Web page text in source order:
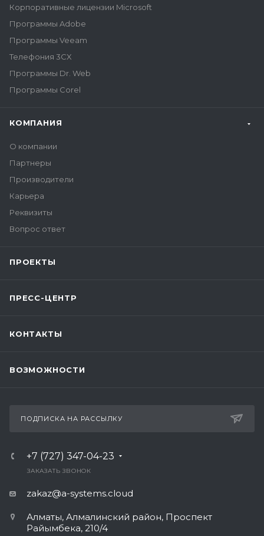
Корпоративные лицензии Microsoft
Программы Adobe
Программы Veeam
Телефония 3CX
Программы Dr. Web
Программы Corel
КОМПАНИЯ
О компании
Партнеры
Производители
Карьера
Реквизиты
Вопрос ответ
ПРОЕКТЫ
ПРЕСС-ЦЕНТР
КОНТАКТЫ
ВОЗМОЖНОСТИ
ПОДПИСКА НА РАССЫЛКУ
+7 (727) 347-04-23
ЗАКАЗАТЬ ЗВОНОК
zakaz@a-systems.cloud
Алматы, ​Алмалинский район, Проспект
Райымбека, 210/4